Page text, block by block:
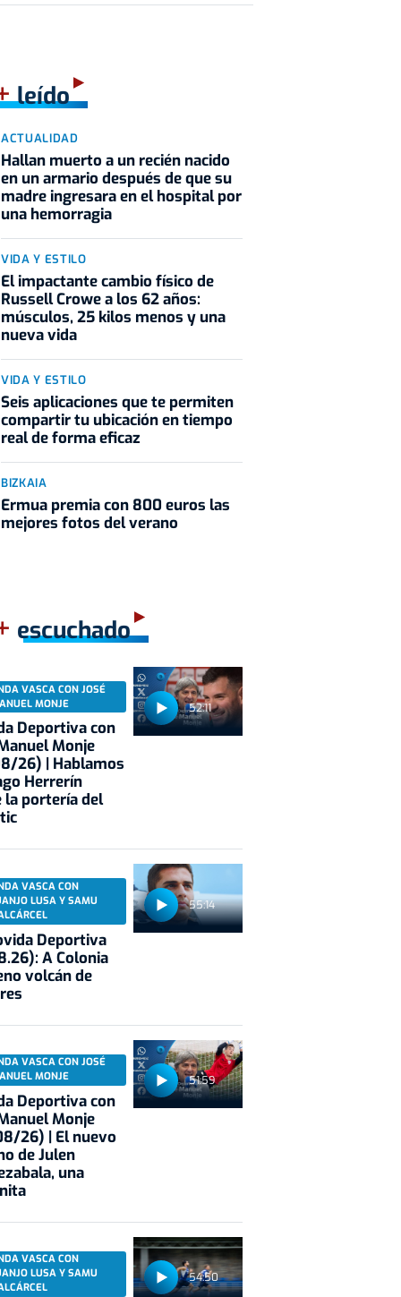
leído
ACTUALIDAD
Hallan muerto a un recién nacido
en un armario después de que su
madre ingresara en el hospital por
una hemorragia
VIDA Y ESTILO
El impactante cambio físico de
Russell Crowe a los 62 años:
músculos, 25 kilos menos y una
nueva vida
VIDA Y ESTILO
Seis aplicaciones que te permiten
compartir tu ubicación en tiempo
real de forma eficaz
BIZKAIA
Ermua premia con 800 euros las
mejores fotos del verano
escuchado
52:11
VASCA CON JOSÉ
MONJE
Deportiva con
Monje
26) | Hablamos
Herrerín
la portería del
55:14
VASCA CON
LUSA Y SAMU
Deportiva
A Colonia
volcán de
51:59
VASCA CON JOSÉ
MONJE
Deportiva con
Monje
26) | El nuevo
de Julen
una
54:50
VASCA CON
LUSA Y SAMU